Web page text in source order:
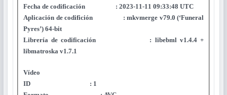
Fecha de codificación : 2023-11-11 09:33:48 UTC
Aplicación de codifición : mkvmerge v79.0 (‘Funeral
Pyres’) 64-bit
Librería de codificación : libebml v1.4.4 +
libmatroska v1.7.1
Vídeo
ID : 1